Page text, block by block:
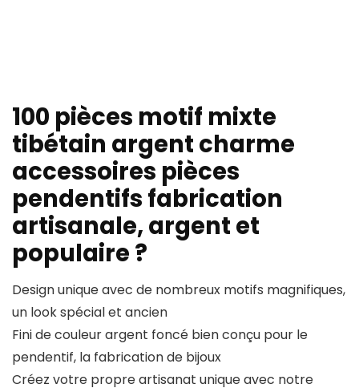
100 pièces motif mixte
tibétain argent charme
accessoires pièces
pendentifs fabrication
artisanale, argent et
populaire ?
Design unique avec de nombreux motifs magnifiques,
un look spécial et ancien
Fini de couleur argent foncé bien conçu pour le
pendentif, la fabrication de bijoux
Créez votre propre artisanat unique avec notre